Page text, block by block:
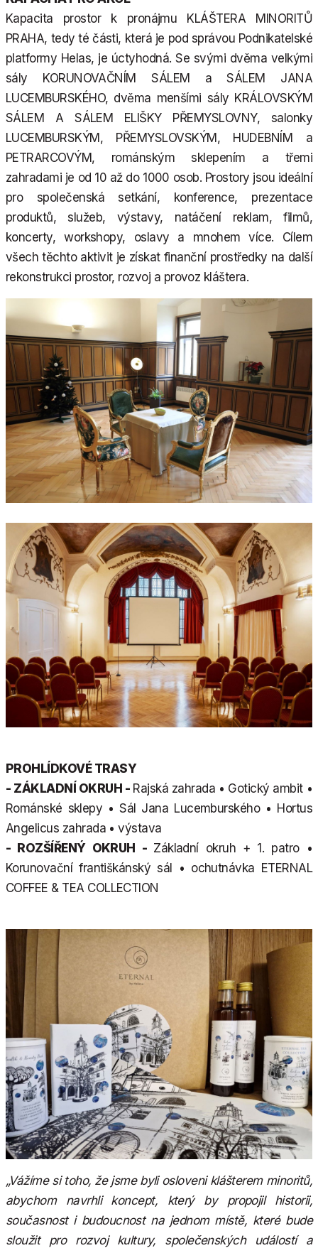
Kapacita prostor k pronájmu KLÁŠTERA MINORITŮ
PRAHA, tedy té části, která je pod správou Podnikatelské
platformy Helas, je úctyhodná. Se svými dvěma velkými
sály KORUNOVAČNÍM SÁLEM a SÁLEM JANA
LUCEMBURSKÉHO, dvěma menšími sály KRÁLOVSKÝM
SÁLEM A SÁLEM ELIŠKY PŘEMYSLOVNY, salonky
LUCEMBURSKÝM, PŘEMYSLOVSKÝM, HUDEBNÍM a
PETRARCOVÝM, románským sklepením a třemi
zahradami je od 10 až do 1000 osob. Prostory jsou ideální
pro společenská setkání, konference, prezentace
produktů, služeb, výstavy, natáčení reklam, filmů,
koncerty, workshopy, oslavy a mnohem více. Cílem
všech těchto aktivit je získat finanční prostředky na další
rekonstrukci prostor, rozvoj a provoz kláštera.
PROHLÍDKOVÉ TRASY
- ZÁKLADNÍ OKRUH - Rajská zahrada • Gotický ambit •
Románské sklepy • Sál Jana Lucemburského • Hortus
Angelicus zahrada • výstava
- ROZŠÍŘENÝ OKRUH - Základní okruh + 1. patro •
Korunovační františkánský sál • ochutnávka ETERNAL
COFFEE & TEA COLLECTION
„Vážíme si toho, že jsme byli osloveni klášterem minoritů,
abychom navrhli koncept, který by propojil historii,
současnost i budoucnost na jednom místě, které bude
sloužit pro rozvoj kultury, společenských událostí a